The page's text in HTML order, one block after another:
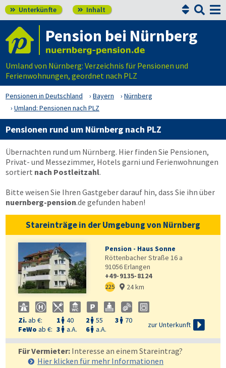
 Unterkünfte  Inhalt 

Pension bei Nürnberg
Umland von Nürnberg: Verzeichnis für Pensionen und
Ferienwohnungen, geordnet nach PLZ
Pensionen in Deutschland Bayern
Nürnberg
Umland: Pensionen nach PLZ
Pensionen rund um Nürnberg nach PLZ
Übernachten rund um Nürnberg. Hier finden Sie Pensionen,
Privat- und Messezimmer, Hotels garni und Ferienwohnungen
sortiert nach Postleitzahl.
Bitte weisen Sie Ihren Gastgeber darauf hin, dass Sie ihn über
nuernberg-pension.de gefunden haben!
Stareinträge in der Umgebung von Nürnberg
Pension - Haus Sonne
Röttenbacher Straße 16 a
91056Erlangen
+49-9135-8124
225  24 km
Zi.ab €: 1  40 2  55 3  70
FeWo ab €: 3  a.A. 6 a.A.
zur Unterkunft 
Für Vermieter: Interesse an einem Stareintrag?
Hier klicken für mehr Informationen